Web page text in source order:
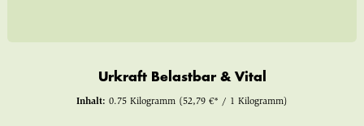
Urkraft Belastbar & Vital
Inhalt: 0.75 Kilogramm (52,79 €* / 1 Kilogramm)